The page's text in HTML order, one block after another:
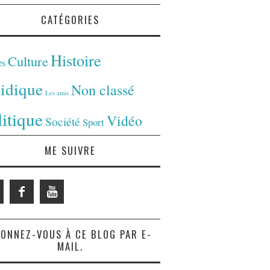
CATÉGORIES
CultureHistoire
Les amis Non classé
Société SportVidéo
ME SUIVRE
VOUS À CE BLOG PAR E-
MAIL.